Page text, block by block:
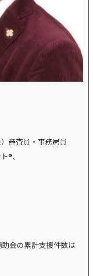
審査員・事務局員
®、
金の累計支援件数は